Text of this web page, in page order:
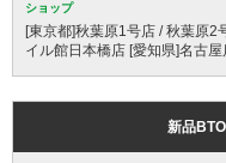
ショップ
[東京都]秋葉原1号店 / 秋葉原2
イル館日本橋店 [愛知県]名古
新品